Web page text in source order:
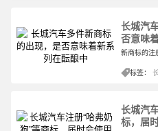
长城汽
否意味
标签：
长城汽
标，届